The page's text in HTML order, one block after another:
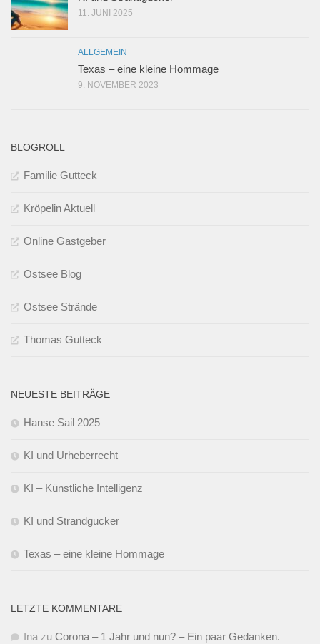
11. JUNI 2025
ALLGEMEIN
Texas – eine kleine Hommage
9. NOVEMBER 2023
BLOGROLL
Familie Gutteck
Kröpelin Aktuell
Online Gastgeber
Ostsee Blog
Ostsee Strände
Thomas Gutteck
NEUESTE BEITRÄGE
Hanse Sail 2025
KI und Urheberrecht
KI – Künstliche Intelligenz
KI und Strandgucker
Texas – eine kleine Hommage
LETZTE KOMMENTARE
Ina zu Corona – 1 Jahr und nun? – Ein paar Gedanken.